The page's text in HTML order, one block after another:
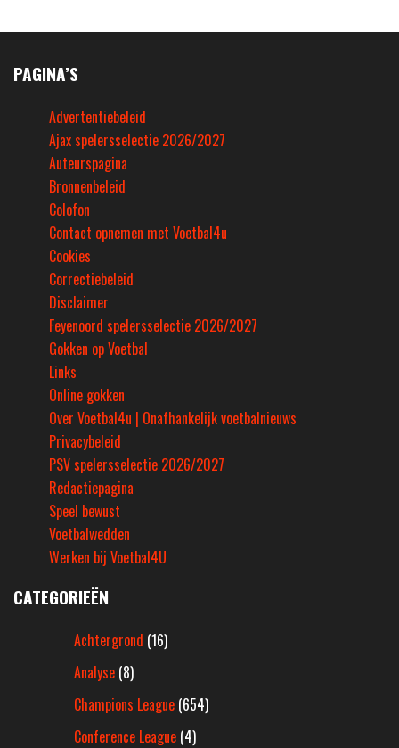
PAGINA’S
Advertentiebeleid
Ajax spelersselectie 2026/2027
Auteurspagina
Bronnenbeleid
Colofon
Contact opnemen met Voetbal4u
Cookies
Correctiebeleid
Disclaimer
Feyenoord spelersselectie 2026/2027
Gokken op Voetbal
Links
Online gokken
Over Voetbal4u | Onafhankelijk voetbalnieuws
Privacybeleid
PSV spelersselectie 2026/2027
Redactiepagina
Speel bewust
Voetbalwedden
Werken bij Voetbal4U
CATEGORIEËN
Achtergrond (16)
Analyse (8)
Champions League (654)
Conference League (4)